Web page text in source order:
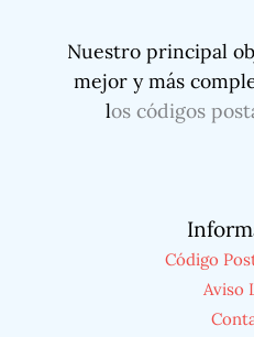
Nuestro principal
mejor y más
los códigos
Código
Aviso